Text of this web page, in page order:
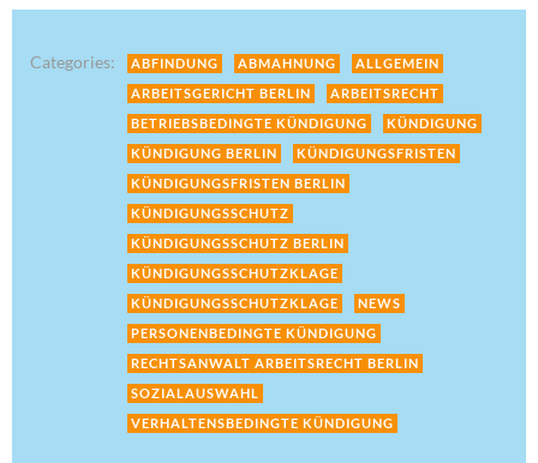
Categories: ABFINDUNG ABMAHNUNG
ALLGEMEIN
ARBEITSGERICHT BERLIN
ARBEITSRECHT
BETRIEBSBEDINGTE KÜNDIGUNG
KÜNDIGUNG
KÜNDIGUNG BERLIN
KÜNDIGUNGSFRISTEN
KÜNDIGUNGSFRISTEN BERLIN
KÜNDIGUNGSSCHUTZ
KÜNDIGUNGSSCHUTZ BERLIN
KÜNDIGUNGSSCHUTZKLAGE
KÜNDIGUNGSSCHUTZKLAGE
NEWS
PERSONENBEDINGTE KÜNDIGUNG
RECHTSANWALT ARBEITSRECHT BERLIN
SOZIALAUSWAHL
VERHALTENSBEDINGTE KÜNDIGUNG